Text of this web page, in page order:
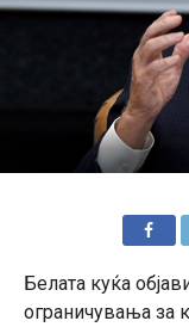
Белата куќа
ограничувања за